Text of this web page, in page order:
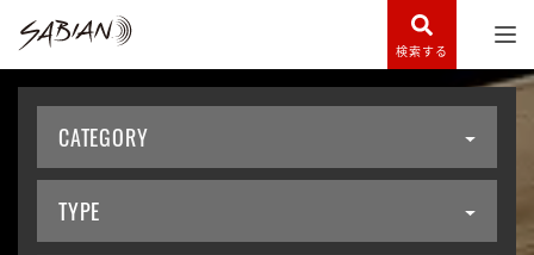
検索する
CATEGORY
TYPE